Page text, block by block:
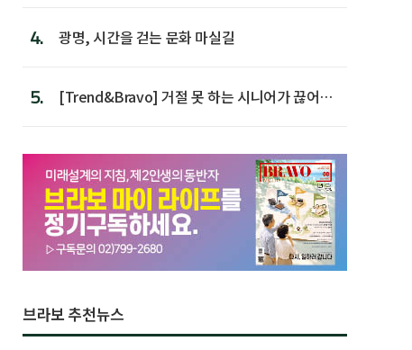
4. 광명, 시간을 걷는 문화 마실길
5.
[Trend&Bravo] 거절 못 하는 시니어가 끊어야
브라보 추천뉴스